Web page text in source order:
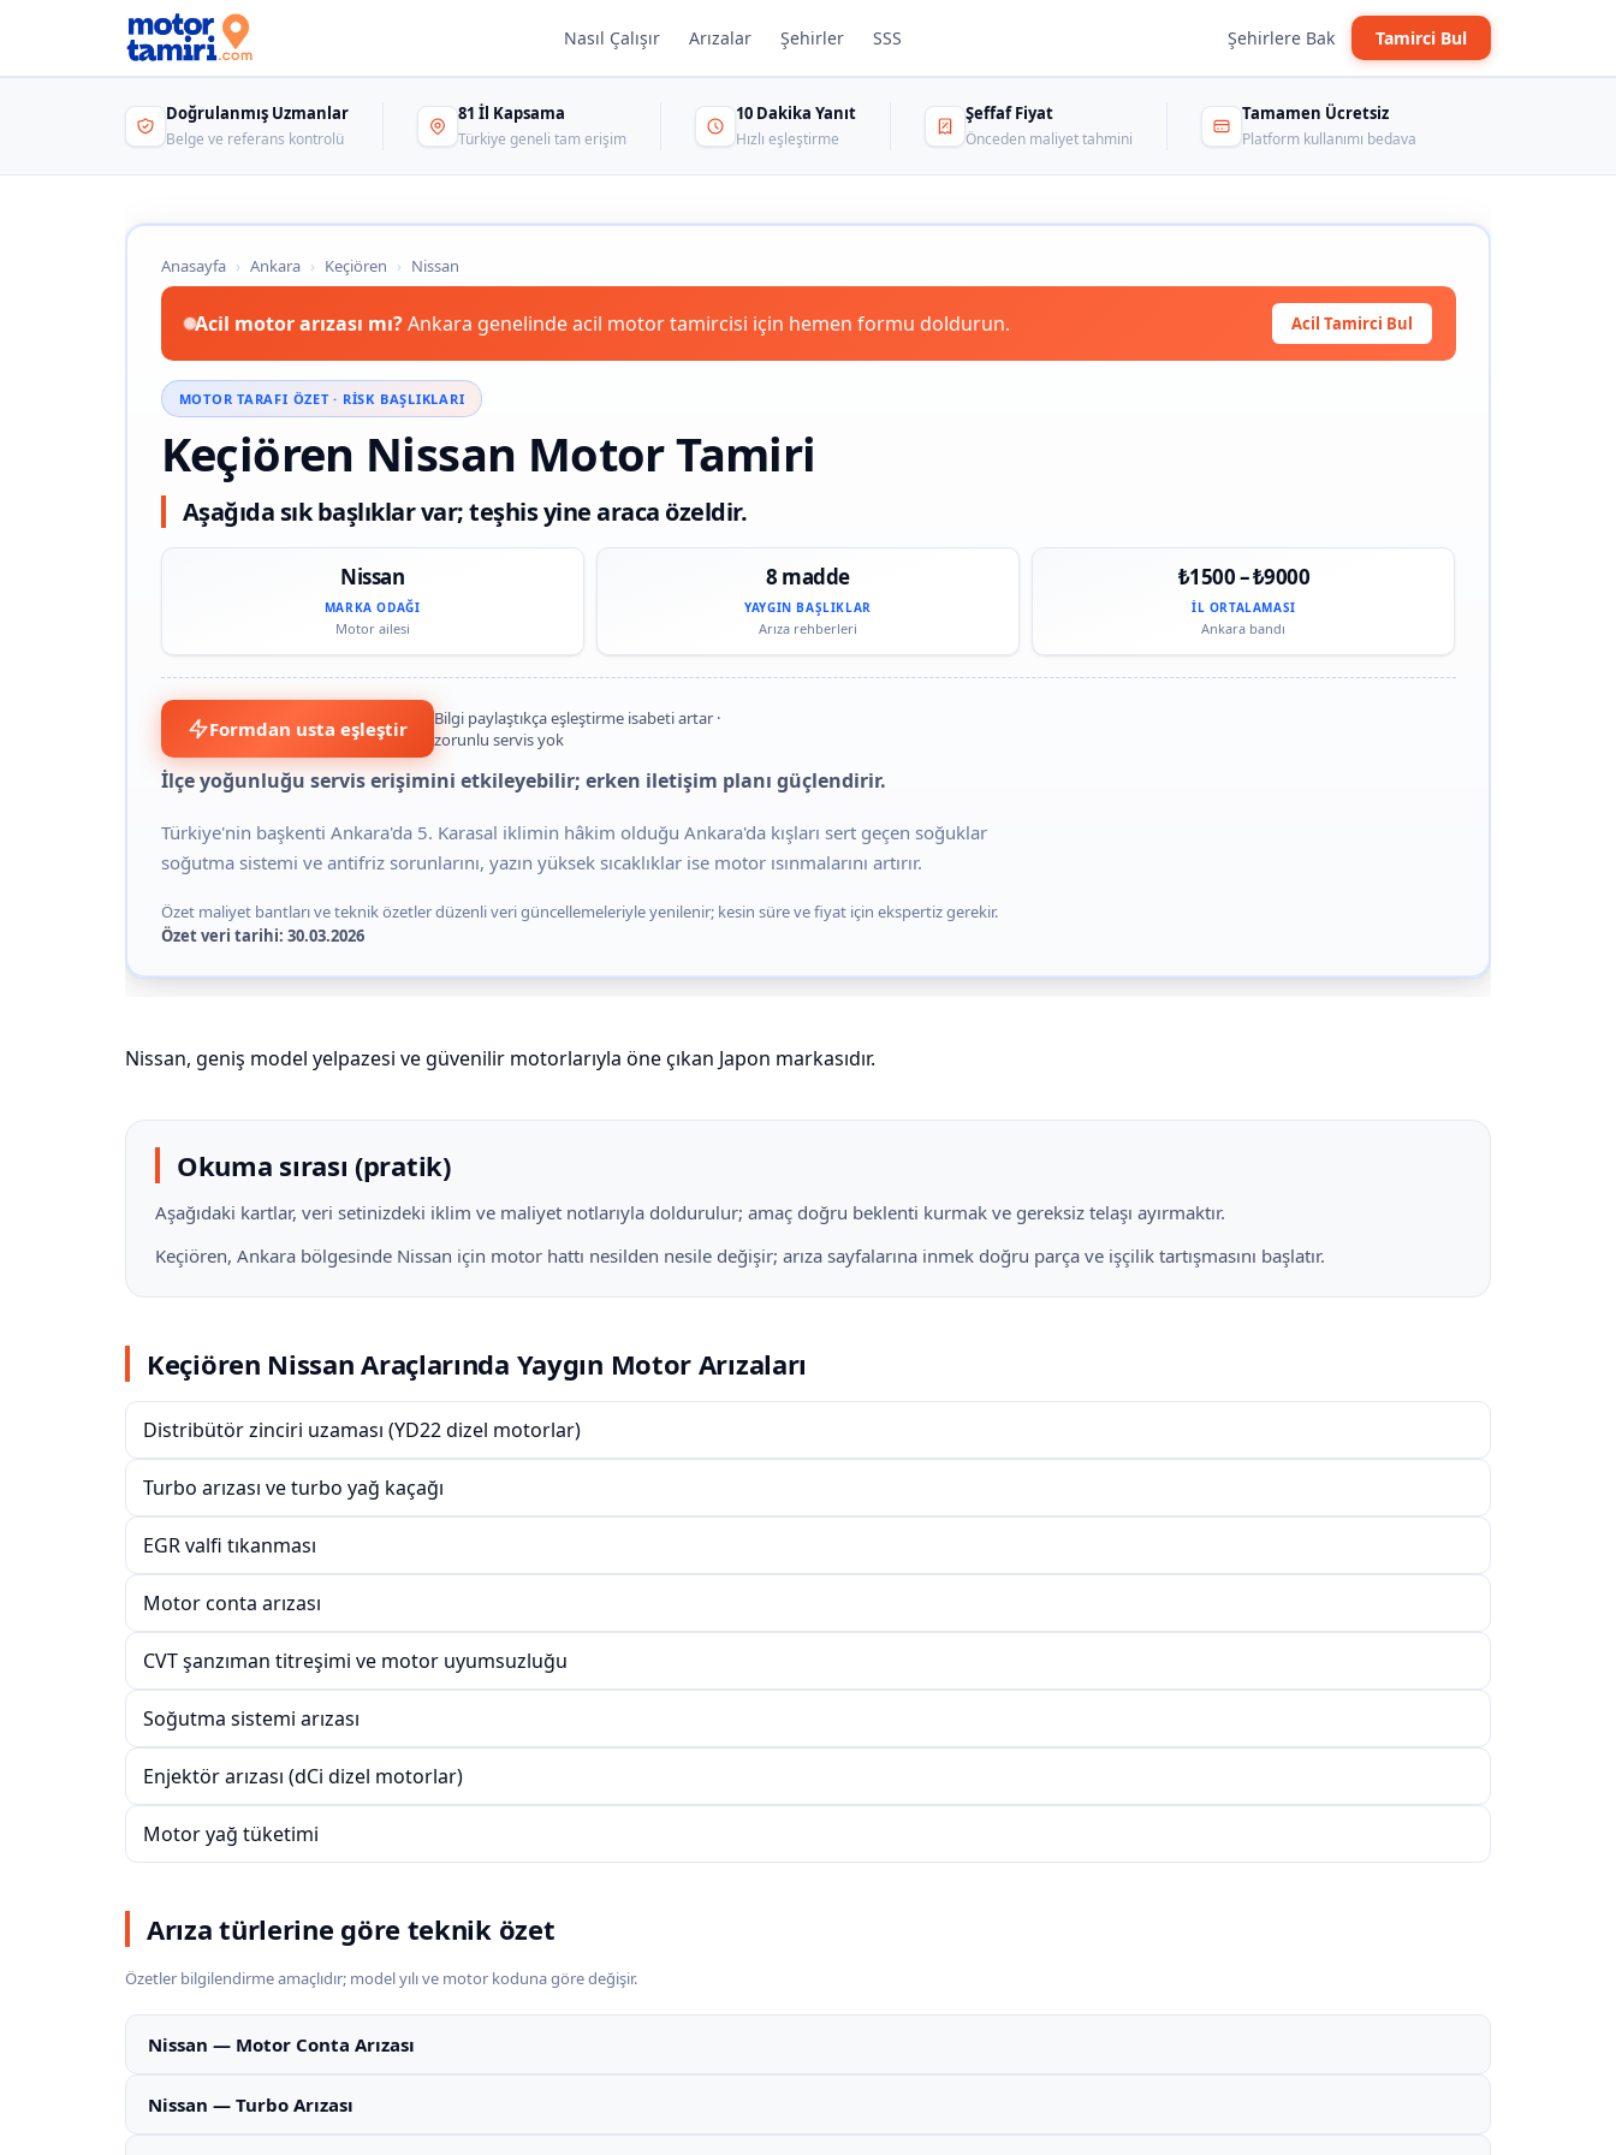
Nasıl Çalışır Arızalar Şehirler SSS Şehirlere Bak Tamirci Bul
Doğrulanmış Uzmanlar
Belge ve referans kontrolü
81 İl Kapsama
Türkiye geneli tam erişim
10 Dakika Yanıt
Hızlı eşleştirme
Şeffaf Fiyat
Önceden maliyet tahmini
Tamamen Ücretsiz
Platform kullanımı bedava
Anasayfa › Ankara › Keçiören › Nissan
Acil motor arızası mı?Ankara genelinde acil motor tamircisi için hemen formu doldurun. Acil Tamirci Bul
MOTOR TARAFI ÖZET · RISK BAŞLIKLARI
Keçiören Nissan Motor Tamiri
Aşağıda sık başlıklar var; teşhis yine araca özeldir.
Nissan
MARKA ODAĞI
Motor ailesi
8 madde
YAYGIN BAŞLIKLAR
Arıza rehberleri
₺1500 – ₺9000
İL ORTALAMASI
Ankara bandı
Formdan usta eşleştir
Bilgi paylaştıkça eşleştirme isabeti artar ·
zorunlu servis yok
İlçe yoğunluğu servis erişimini etkileyebilir; erken iletişim planı güçlendirir.
Türkiye'nin başkenti Ankara'da 5. Karasal iklimin hâkim olduğu Ankara'da kışları sert geçen soğuklar
soğutma sistemi ve antifriz sorunlarını, yazın yüksek sıcaklıklar ise motor ısınmalarını artırır.
Özet maliyet bantları ve teknik özetler düzenli veri güncellemeleriyle yenilenir; kesin süre ve fiyat için ekspertiz gerekir.
Özet veri tarihi: 30.03.2026
Nissan, geniş model yelpazesi ve güvenilir motorlarıyla öne çıkan Japon markasıdır.
Okuma sırası (pratik)
Aşağıdaki kartlar, veri setinizdeki iklim ve maliyet notlarıyla doldurulur; amaç doğru beklenti kurmak ve gereksiz telaşı ayırmaktır.
Keçiören, Ankara bölgesinde Nissan için motor hattı nesilden nesile değişir; arıza sayfalarına inmek doğru parça ve işçilik tartışmasını başlatır.
Keçiören Nissan Araçlarında Yaygın Motor Arızaları
Distribütör zinciri uzaması (YD22 dizel motorlar)
Turbo arızası ve turbo yağ kaçağı
EGR valfi tıkanması
Motor conta arızası
CVT şanzıman titreşimi ve motor uyumsuzluğu
Soğutma sistemi arızası
Enjektör arızası (dCi dizel motorlar)
Motor yağ tüketimi
Arıza türlerine göre teknik özet
Özetler bilgilendirme amaçlıdır; model yılı ve motor koduna göre değişir.
Nissan — Motor Conta Arızası
Nissan — Turbo Arızası